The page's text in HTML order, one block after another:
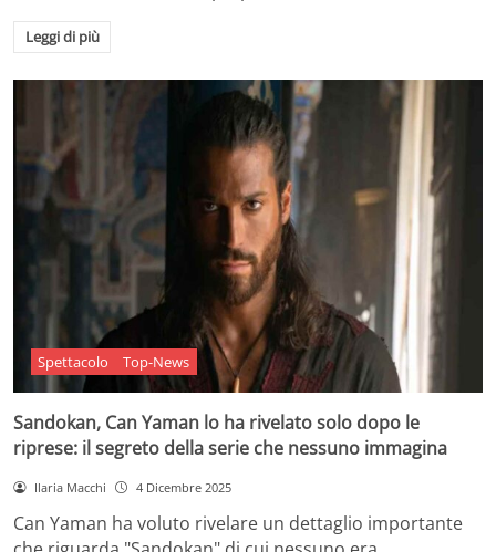
Leggi di più
Spettacolo Top-News
Sandokan, Can Yaman lo ha rivelato solo dopo le
riprese: il segreto della serie che nessuno immagina
Ilaria Macchi 4 Dicembre 2025
Can Yaman ha voluto rivelare un dettaglio importante